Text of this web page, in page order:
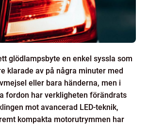
glödlampsbyte en enkel syssla som
klarade av på några minuter med
eller bara händerna, men i
fordon har verkligheten förändrats
mot avancerad LED-teknik,
kompakta motorutrymmen har